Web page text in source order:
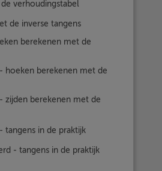
de verhoudingstabel
de inverse tangens
berekenen met de
hoeken berekenen met de
zijden berekenen met de
tangens in de praktijk
- tangens in de praktijk